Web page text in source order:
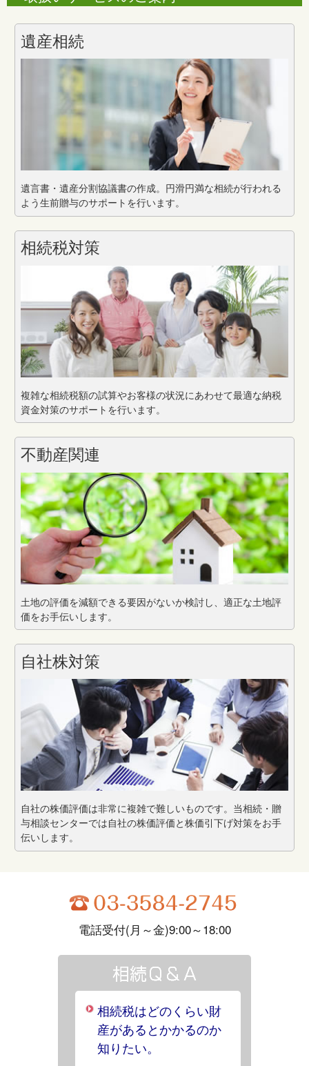
遺産相続
遺言書・遺産分割協議書の作成。円滑円満な相続が行われる
よう生前贈与のサポートを行います。
相続税対策
複雑な相続税額の試算やお客様の状況にあわせて最適な納税
資金対策のサポートを行います。
不動産関連
土地の評価を減額できる要因がないか検討し、適正な土地評
価をお手伝いします。
自社株対策
自社の株価評価は非常に複雑で難しいものです。当相続・贈
与相談センターでは自社の株価評価と株価引下げ対策をお手
伝いします。
電話受付(月～金)9:00～18:00
相続税はどのくらい財
産があるとかかるのか
知りたい。